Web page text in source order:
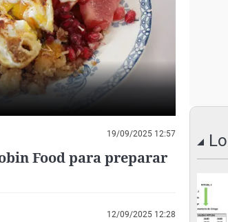
19/09/2025 12:57
Food para preparar
12/09/2025 12:28